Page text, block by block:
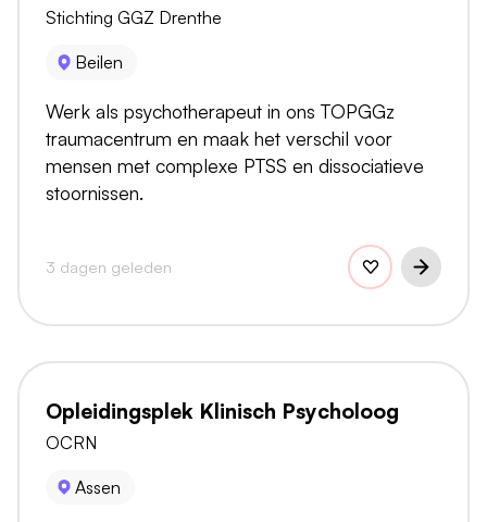
Stichting GGZ Drenthe
Beilen
Werk als psychotherapeut in ons TOPGGz
traumacentrum en maak het verschil voor
mensen met complexe PTSS en dissociatieve
stoornissen.
3 dagen geleden
Opleidingsplek Klinisch Psycholoog
OCRN
Assen